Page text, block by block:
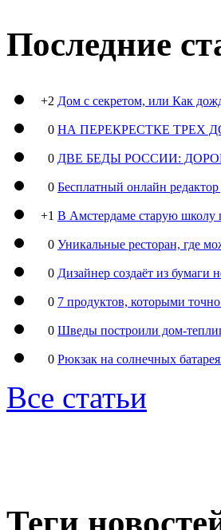
Последние
+2 Дом с секретом, или Как
0 НА ПЕРЕКРЕСТКЕ ТРЕХ
0 ДВЕ БЕДЫ РОССИИ:
0 Бесплатный онлайн
+1 В Амстердаме старую школу
0 Уникальные ресторан, где
0 Дизайнер создаёт из
0 7 продуктов, которыми
0 Шведы построили дом-
0 Рюкзак на солнечных
Все статьи
Теги